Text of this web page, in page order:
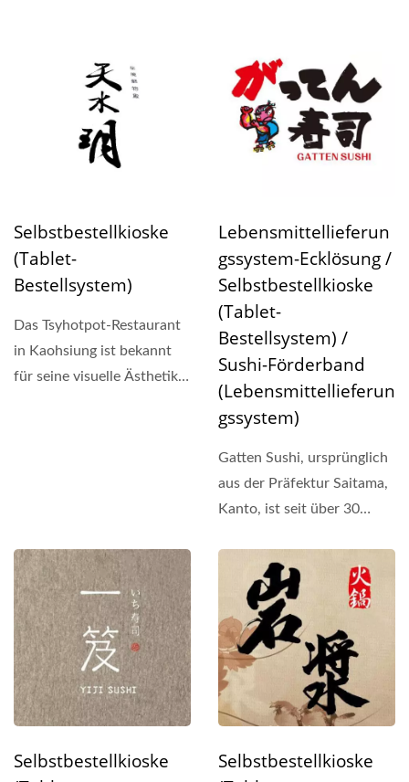
Selbstbestellkioske
(Tablet-
Bestellsystem)
Das Tsyhotpot-Restaurant
in Kaohsiung ist bekannt
für seine visuelle Ästhetik,
Lebensmittellieferun
Gssystem-Ecklösung /
Selbstbestellkioske
(Tablet-
Bestellsystem) /
Sushi-Förderband
(Lebensmittellieferun
Gssystem)
Gatten Sushi, ursprünglich
aus der Präfektur Saitama,
Kanto, ist seit über 30
Selbstbestellkioske
Selbstbestellkioske